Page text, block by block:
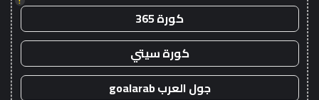
كورة 365
كورة سيتي
جول العرب goalarab